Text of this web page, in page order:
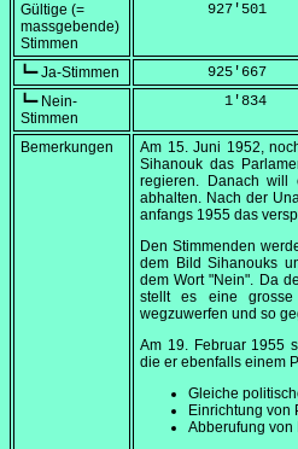
Gültige (=
massgebende)
Stimmen
        927'501
┗━ Ja-Stimmen
        925'667
┗━ Nein-
Stimmen
          1'834
Bemerkungen Am 15. Juni 1952,
Sihanouk das
regieren. Danach will
abhalten. Nach der
anfangs 1955 das
Den Stimmenden
dem Bild Sihanouks
dem Wort "Nein". Da
stellt es eine
wegzuwerfen und so
Am 19. Februar 1955
die er ebenfalls einem
Gleiche
Einrichtung von
Abberufung von